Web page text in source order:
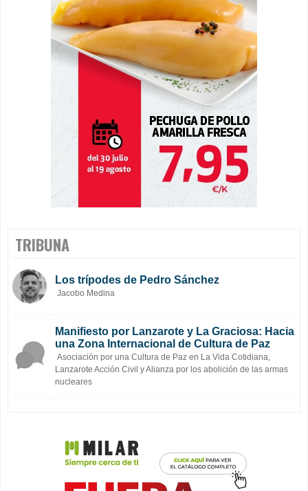
TRIBUNA
Los trípodes de Pedro Sánchez
Jacobo Medina
Manifiesto por Lanzarote y La Graciosa: Hacia
una Zona Internacional de Cultura de Paz
Asociación por una Cultura de Paz en La Vida Cotidiana,
Lanzarote Acción Civil y Alianza por los abolición de las armas
nucleares